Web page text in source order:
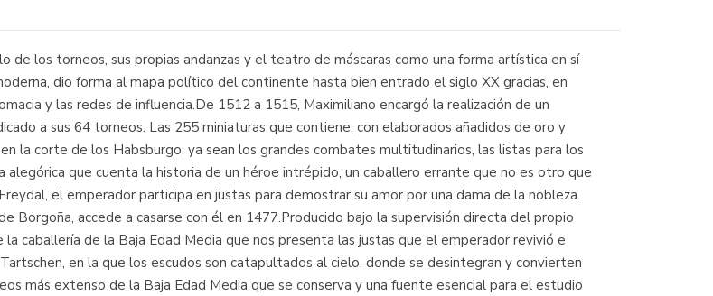
los torneos, sus propias andanzas y el teatro de máscaras como una forma artística en sí
dio forma al mapa político del continente hasta bien entrado el siglo XX gracias, en
y las redes de influencia.De 1512 a 1515, Maximiliano encargó la realización de un
a sus 64 torneos. Las 255 miniaturas que contiene, con elaborados añadidos de oro y
la corte de los Habsburgo, ya sean los grandes combates multitudinarios, las listas para los
alegórica que cuenta la historia de un héroe intrépido, un caballero errante que no es otro que
el emperador participa en justas para demostrar su amor por una dama de la nobleza.
Borgoña, accede a casarse con él en 1477.Producido bajo la supervisión directa del propio
caballería de la Baja Edad Media que nos presenta las justas que el emperador revivió e
en la que los escudos son catapultados al cielo, donde se desintegran y convierten
más extenso de la Baja Edad Media que se conserva y una fuente esencial para el estudio